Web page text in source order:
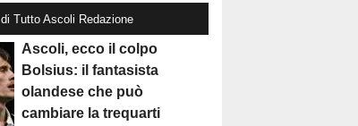
di Tutto Ascoli Redazione
Ascoli, ecco il colpo
Bolsius: il fantasista
olandese che può
cambiare la trequarti